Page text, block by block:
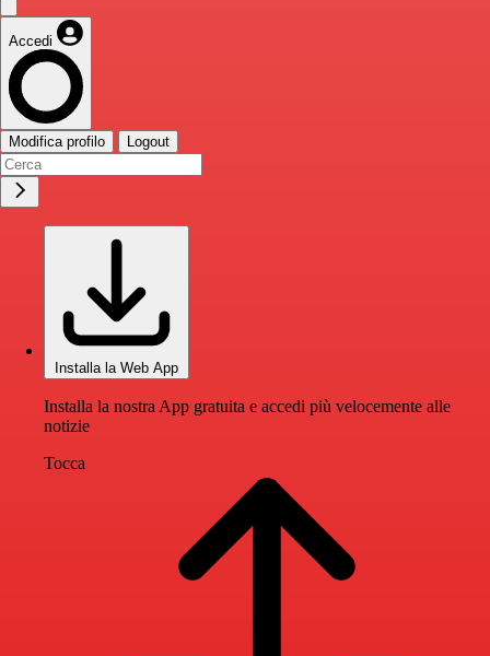
Accedi
Modifica profilo Logout
Installa la Web App
Installa la nostra App gratuita e accedi più velocemente alle
notizie
Tocca